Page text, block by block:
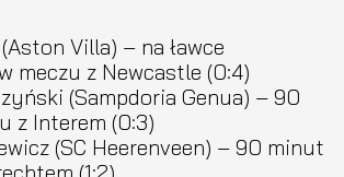
Villa) – na ławce
meczu z Newcastle (0:4)
(Sampdoria Genua) – 90
z Interem (0:3)
(SC Heerenveen) – 90 minut